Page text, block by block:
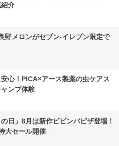
介
メロンがセブン‐イレブン限定で
心！PICA×アース製薬の虫ケアス
ンプ体験
日」8月は新作ビビンバピザ登場！
大セール開催